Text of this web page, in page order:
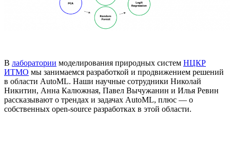
В лаборатории моделирования природных систем НЦКР
ИТМО мы занимаемся разработкой и продвижением решений
в области AutoML. Наши научные сотрудники Николай
Никитин, Анна Калюжная, Павел Вычужанин и Илья Ревин
рассказывают о трендах и задачах AutoML, плюс — о
собственных open-source разработках в этой области.